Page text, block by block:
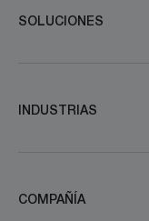
SOLUCIONES
INDUSTRIAS
COMPAÑÍA